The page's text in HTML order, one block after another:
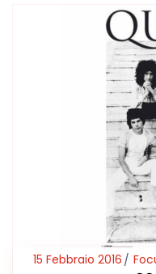
15 Febbraio 2016